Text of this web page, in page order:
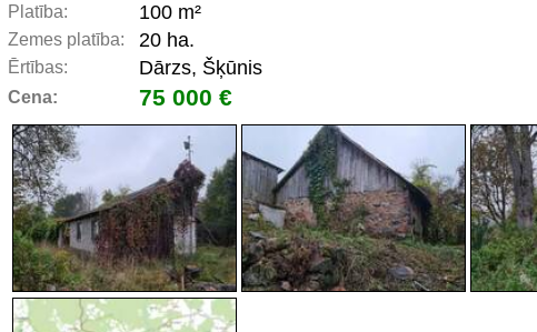
Platība: 100 m²
Zemes platība: 20 ha.
Ērtības: Dārzs, Šķūnis
Cena: 75 000 €